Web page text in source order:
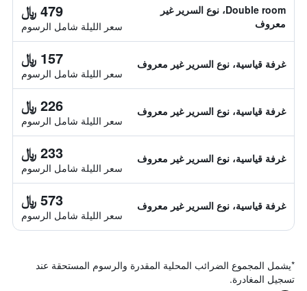
Double room، نوع السرير غير
معروف
479 ﷼
سعر الليلة شامل الرسوم
غرفة قياسية، نوع السرير غير معروف 157 ﷼
سعر الليلة شامل الرسوم
غرفة قياسية، نوع السرير غير معروف 226 ﷼
سعر الليلة شامل الرسوم
غرفة قياسية، نوع السرير غير معروف 233 ﷼
سعر الليلة شامل الرسوم
غرفة قياسية، نوع السرير غير معروف 573 ﷼
سعر الليلة شامل الرسوم
*يشمل المجموع الضرائب المحلية المقدرة والرسوم المستحقة عند
تسجيل المغادرة.